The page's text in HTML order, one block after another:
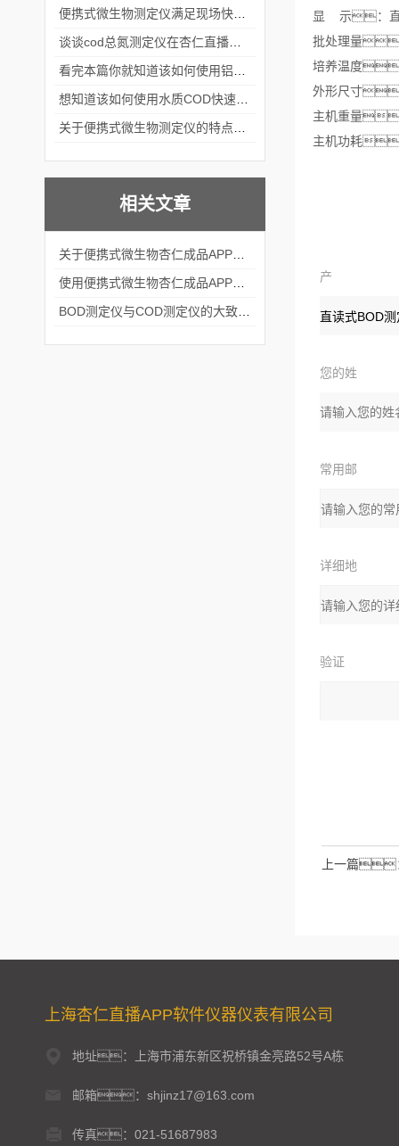
相关文章
显 示：
批处理量
培养温度
外形尺寸
主机重量
主机功耗
产
品：
您的姓
名：
常用邮
箱：
详细地
址：
验证
如：三
上一篇
上海杏仁直播APP软件仪器仪表有限公司
地址：上海市浦东新区祝桥镇金亮路52号A栋
邮箱：shjinz17@163.com
传真：021-51687983